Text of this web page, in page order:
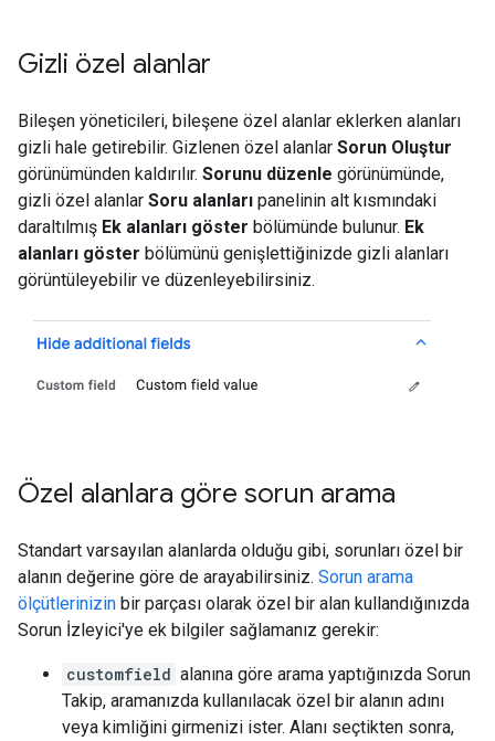
Gizli özel alanlar
Bileşen yöneticileri, bileşene özel alanlar eklerken alanları
gizli hale getirebilir. Gizlenen özel alanlar Sorun Oluştur
görünümünden kaldırılır. Sorunu düzenle görünümünde,
gizli özel alanlar Soru alanları panelinin alt kısmındaki
daraltılmış Ek alanları göster bölümünde bulunur. Ek
alanları göster bölümünü genişlettiğinizde gizli alanları
görüntüleyebilir ve düzenleyebilirsiniz.
Özel alanlara göre sorun arama
Standart varsayılan alanlarda olduğu gibi, sorunları özel bir
alanın değerine göre de arayabilirsiniz. Sorun arama
ölçütlerinizin bir parçası olarak özel bir alan kullandığınızda
Sorun İzleyici'ye ek bilgiler sağlamanız gerekir:
customfield alanına göre arama yaptığınızda Sorun
Takip, aramanızda kullanılacak özel bir alanın adını
veya kimliğini girmenizi ister. Alanı seçtikten sonra,